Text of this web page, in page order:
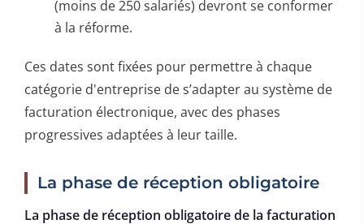
(moins de 250 salariés) devront se conformer
à la réforme.
Ces dates sont fixées pour permettre à chaque
catégorie d'entreprise de s’adapter au système de
facturation électronique, avec des phases
progressives adaptées à leur taille.
La phase de réception obligatoire
La phase de réception obligatoire de la facturation